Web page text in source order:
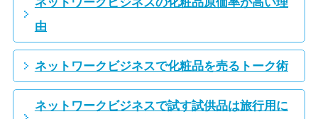
由
ネットワークビジネスで化粧品を売るトーク術
ネットワークビジネスで試す試供品は旅行用に